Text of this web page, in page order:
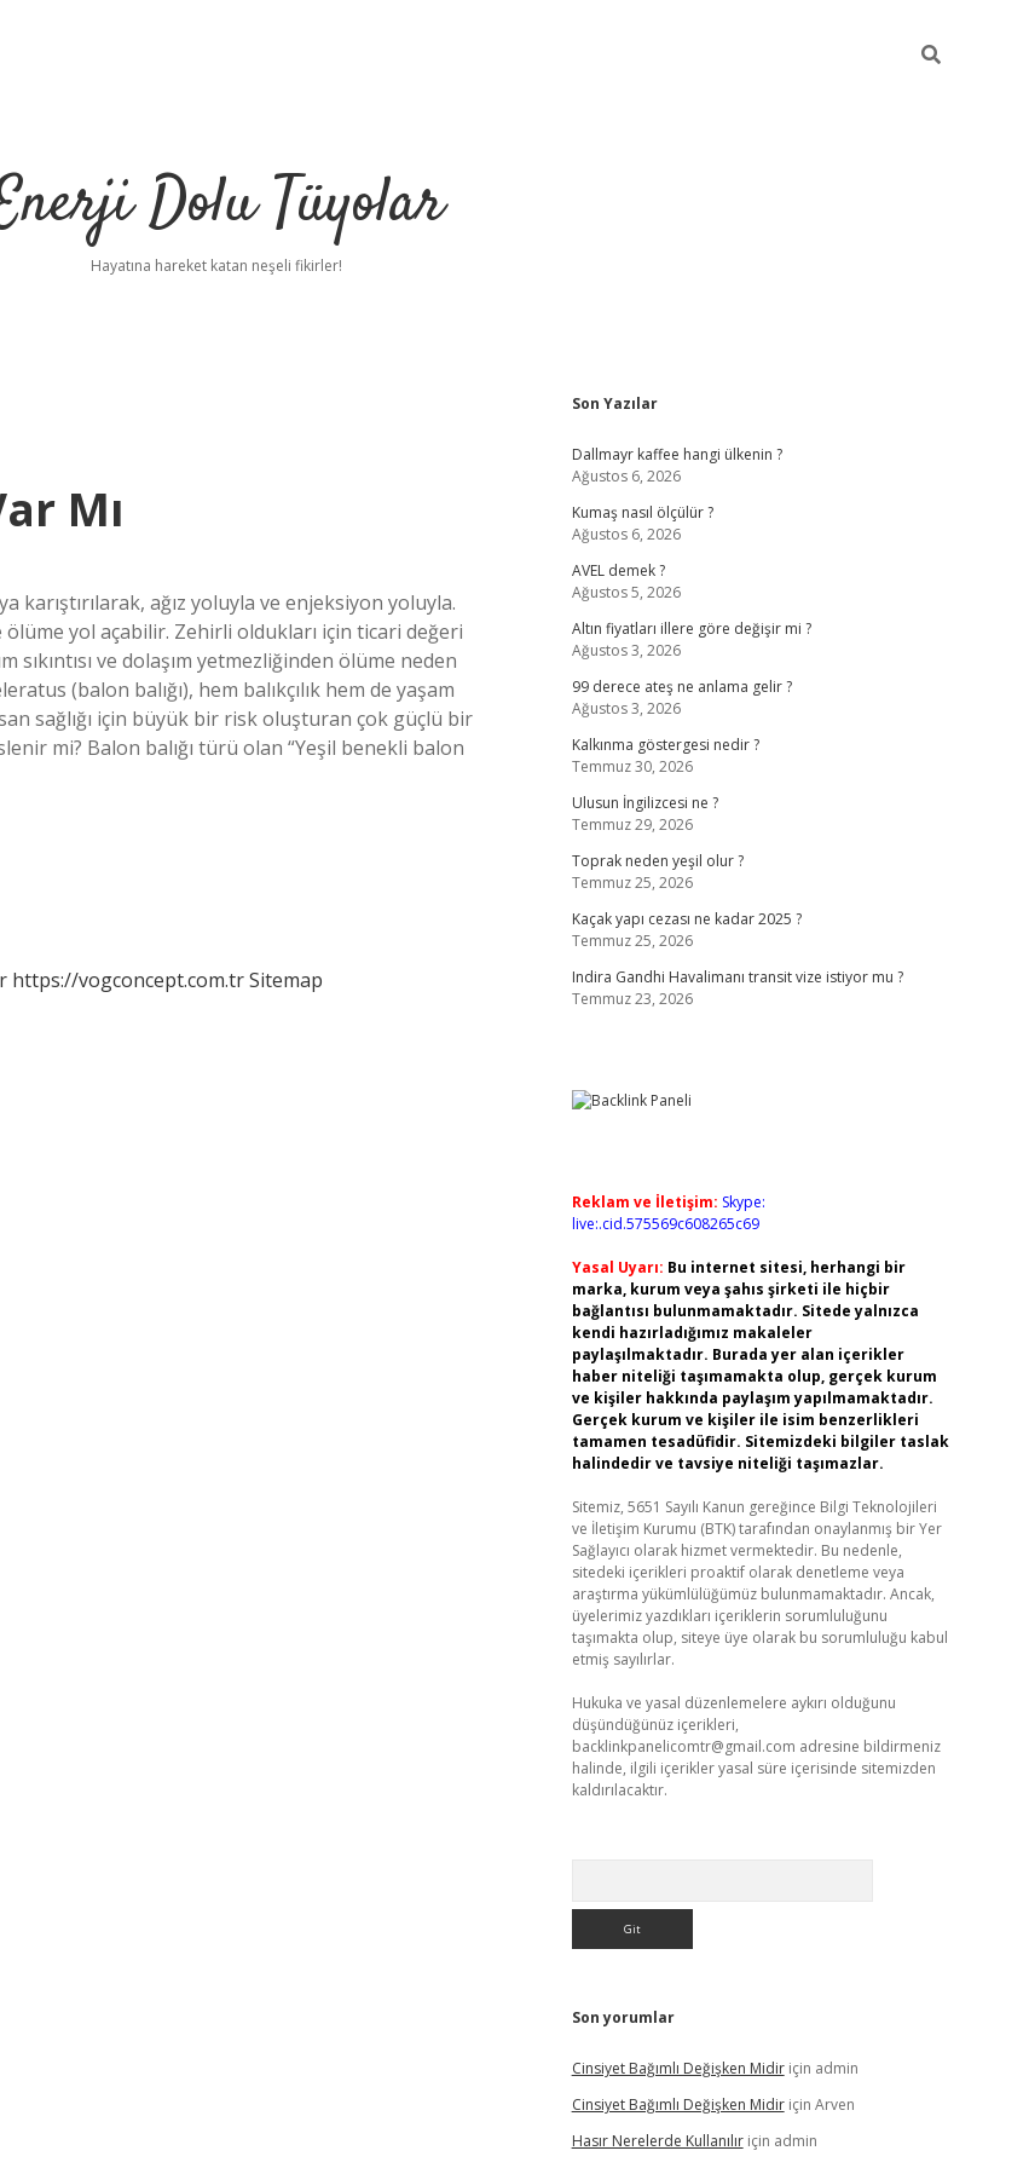
Dolu Tüyolar
Hayatına hareket katan neşeli fikirler!
Mı
karıştırılarak, ağız yoluyla ve enjeksiyon yoluyla.
yol açabilir. Zehirli oldukları için ticari değeri
ve dolaşım yetmezliğinden ölüme neden
(balon balığı), hem balıkçılık hem de yaşam
sağlığı için büyük bir risk oluşturan çok güçlü bir
mi? Balon balığı türü olan “Yeşil benekli balon
https://vogconcept.com.trSitemap
Sidebar
Son Yazılar
Dallmayr kaffee hangi ülkenin ?
Ağustos 6, 2026
Kumaş nasıl ölçülür ?
Ağustos 6, 2026
AVEL demek ?
Ağustos 5, 2026
Altın fiyatları illere göre değişir mi ?
Ağustos 3, 2026
99 derece ateş ne anlama gelir ?
Ağustos 3, 2026
Kalkınma göstergesi nedir ?
Temmuz 30, 2026
Ulusun İngilizcesi ne ?
Temmuz 29, 2026
Toprak neden yeşil olur ?
Temmuz 25, 2026
Kaçak yapı cezası ne kadar 2025 ?
Temmuz 25, 2026
Indira Gandhi Havalimanı transit vize istiyor mu ?
Temmuz 23, 2026
Reklam ve İletişim: Skype:
live:.cid.575569c608265c69
Yasal Uyarı: Bu internet sitesi, herhangi bir
marka, kurum veya şahıs şirketi ile hiçbir
bağlantısı bulunmamaktadır. Sitede yalnızca
kendi hazırladığımız makaleler
paylaşılmaktadır. Burada yer alan içerikler
haber niteliği taşımamakta olup, gerçek kurum
ve kişiler hakkında paylaşım yapılmamaktadır.
Gerçek kurum ve kişiler ile isim benzerlikleri
tamamen tesadüfidir. Sitemizdeki bilgiler taslak
halindedir ve tavsiye niteliği taşımazlar.
Sitemiz, 5651 Sayılı Kanun gereğince Bilgi Teknolojileri
ve İletişim Kurumu (BTK) tarafından onaylanmış bir Yer
Sağlayıcı olarak hizmet vermektedir. Bu nedenle,
sitedeki içerikleri proaktif olarak denetleme veya
araştırma yükümlülüğümüz bulunmamaktadır. Ancak,
üyelerimiz yazdıkları içeriklerin sorumluluğunu
taşımakta olup, siteye üye olarak bu sorumluluğu kabul
etmiş sayılırlar.
Hukuka ve yasal düzenlemelere aykırı olduğunu
düşündüğünüz içerikleri,
backlinkpanelicomtr@gmail.com adresine bildirmeniz
halinde, ilgili içerikler yasal süre içerisinde sitemizden
kaldırılacaktır.
Son yorumlar
Cinsiyet Bağımlı Değişken Midiriçin admin
Cinsiyet Bağımlı Değişken Midiriçin Arven
Hasır Nerelerde Kullanılıriçin admin